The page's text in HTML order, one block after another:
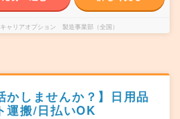
ャリアオプション 製造事業部（全国）
かしませんか？】日用品
運搬/日払いOK